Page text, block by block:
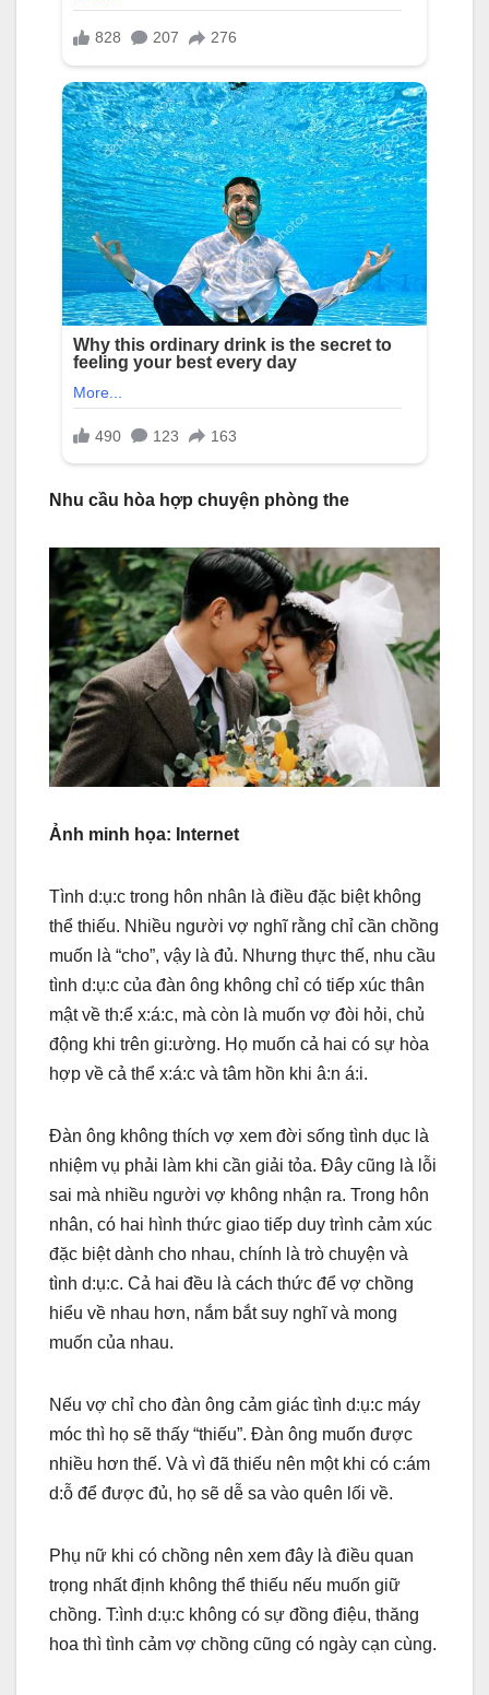
Nhu cầu hòa hợp chuyện phòng the
Ảnh minh họa: Internet
Tình d:ụ:c trong hôn nhân là điều đặc biệt không
thể thiếu. Nhiều người vợ nghĩ rằng chỉ cần chồng
muốn là “cho”, vậy là đủ. Nhưng thực thế, nhu cầu
tình d:ụ:c của đàn ông không chỉ có tiếp xúc thân
mật về th:ể x:á:c, mà còn là muốn vợ đòi hỏi, chủ
động khi trên gi:ường. Họ muốn cả hai có sự hòa
hợp về cả thể x:á:c và tâm hồn khi â:n á:i.
Đàn ông không thích vợ xem đời sống tình dục là
nhiệm vụ phải làm khi cần giải tỏa. Đây cũng là lỗi
sai mà nhiều người vợ không nhận ra. Trong hôn
nhân, có hai hình thức giao tiếp duy trình cảm xúc
đặc biệt dành cho nhau, chính là trò chuyện và
tình d:ụ:c. Cả hai đều là cách thức để vợ chồng
hiểu về nhau hơn, nắm bắt suy nghĩ và mong
muốn của nhau.
Nếu vợ chỉ cho đàn ông cảm giác tình d:ụ:c máy
móc thì họ sẽ thấy “thiếu”. Đàn ông muốn được
nhiều hơn thế. Và vì đã thiếu nên một khi có c:ám
d:ỗ để được đủ, họ sẽ dễ sa vào quên lối về.
Phụ nữ khi có chồng nên xem đây là điều quan
trọng nhất định không thể thiếu nếu muốn giữ
chồng. T:ình d:ụ:c không có sự đồng điệu, thăng
hoa thì tình cảm vợ chồng cũng có ngày cạn cùng.